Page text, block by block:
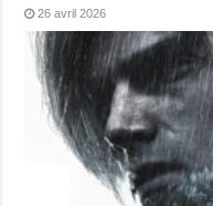
26 avril 2026